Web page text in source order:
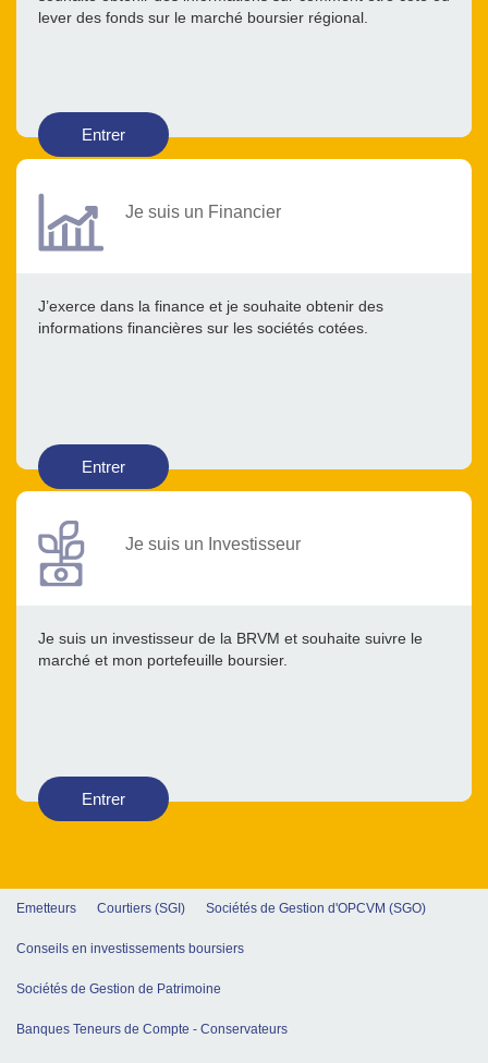
lever des fonds sur le marché boursier régional.
Entrer
Je suis un Financier
J’exerce dans la finance et je souhaite obtenir des
informations financières sur les sociétés cotées.
Entrer
Je suis un Investisseur
Je suis un investisseur de la BRVM et souhaite suivre le
marché et mon portefeuille boursier.
Entrer
Emetteurs Courtiers (SGI) Sociétés de Gestion d'OPCVM (SGO)
Conseils en investissements boursiers
Sociétés de Gestion de Patrimoine
Banques Teneurs de Compte - Conservateurs